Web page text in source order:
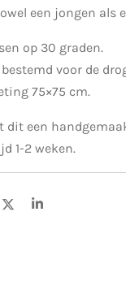
een jongen als
op 30 graden.
voor de
75×75 cm.
dit een
1-2 weken.
D
S